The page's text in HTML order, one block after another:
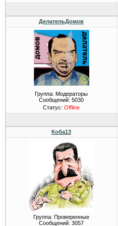
ДелательДомов
Группа: Модераторы
Сообщений: 5030
Статус: Offline
Коба13
Группа: Проверенные
Сообщений: 3057